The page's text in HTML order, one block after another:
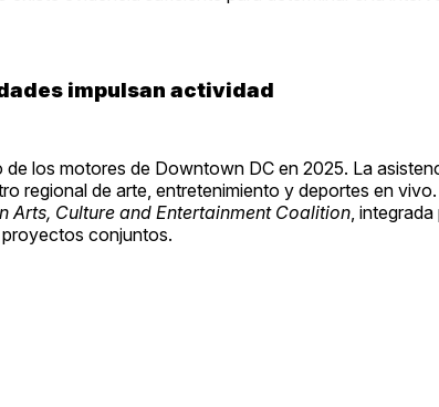
impulsan actividad
los motores de Downtown DC en 2025. La
regional de arte, entretenimiento y deportes en
Arts, Culture and Entertainment Coalition,
conjuntos.